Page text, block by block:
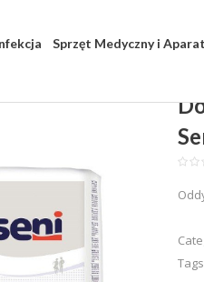
Sprzęt Medyczny i